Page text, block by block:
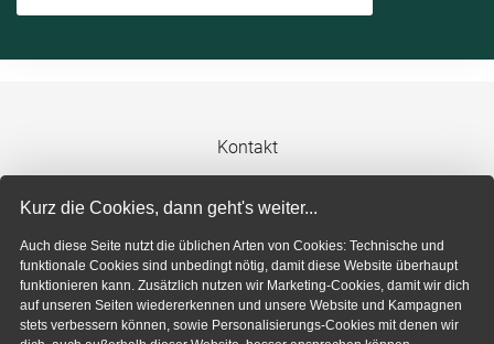
Kurz die Cookies, dann geht's weiter...
Auch diese Seite nutzt die üblichen Arten von Cookies: Technische und
funktionale Cookies sind unbedingt nötig, damit diese Website überhaupt
funktionieren kann. Zusätzlich nutzen wir Marketing-Cookies, damit wir dich
auf unseren Seiten wiedererkennen und unsere Website und Kampagnen
stets verbessern können, sowie Personalisierungs-Cookies mit denen wir
Kontakt
Impressum
Datenschutzerklärung
Cookie-Einstellungen